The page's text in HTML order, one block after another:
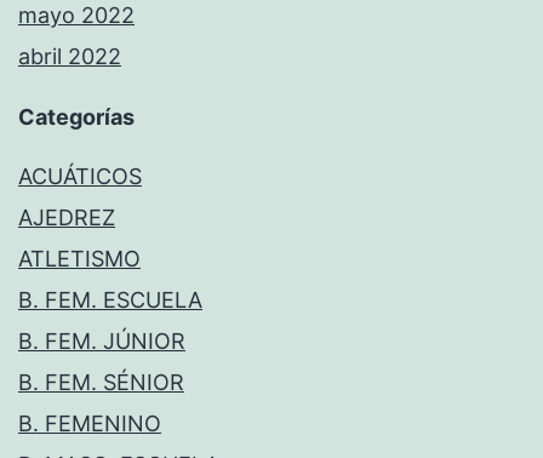
mayo 2022
abril 2022
Categorías
ACUÁTICOS
AJEDREZ
ATLETISMO
B. FEM. ESCUELA
B. FEM. JÚNIOR
B. FEM. SÉNIOR
B. FEMENINO